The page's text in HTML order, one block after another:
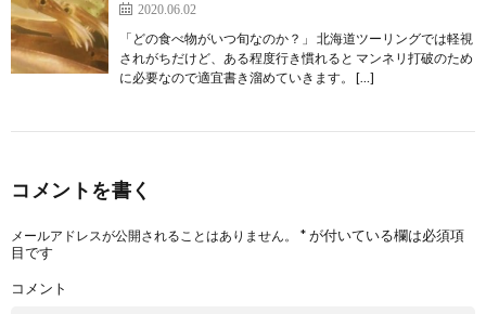
2020.06.02
「どの食べ物がいつ旬なのか？」 北海道ツーリングでは軽視
されがちだけど、ある程度行き慣れると マンネリ打破のため
に必要なので適宜書き溜めていきます。 […]
コメントを書く
メールアドレスが公開されることはありません。 *が付いている欄は必須項
目です
コメント